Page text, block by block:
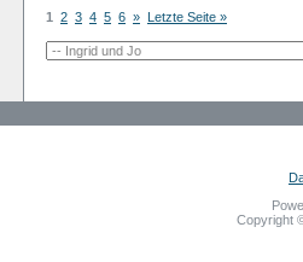
1 2 3 4 5 6 » Letzte Seite »
Copyright